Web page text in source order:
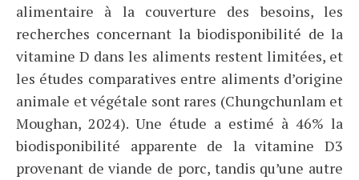
alimentaire à la couverture des besoins, les
recherches concernant la biodisponibilité de la
vitamine D dans les aliments restent limitées, et
les études comparatives entre aliments d’origine
animale et végétale sont rares (Chungchunlam et
Moughan, 2024). Une étude a estimé à 46% la
biodisponibilité apparente de la vitamine D3
provenant de viande de porc, tandis qu’une autre